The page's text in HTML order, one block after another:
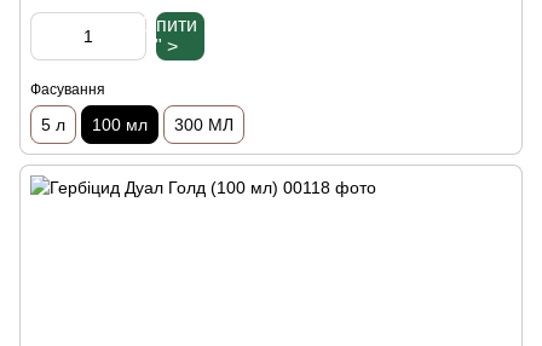
Купити
" >
Фасування
5 л 100 мл 300 МЛ